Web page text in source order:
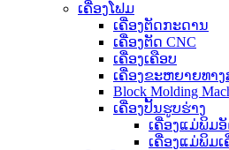
ເຄື່ອງໂຟມ
ເຄື່ອງຕັດກະດານ
ເຄື່ອງຕັດ CNC
ເຄື່ອງເຄືອບ
ເຄື່ອງຂະຫຍາຍທາ
Block Molding
ເຄື່ອງປັ້ນຮູບຮ່າງ
ເຄື່ອງແມ່ພິມ
ເຄື່ອງແມ່ພິມ